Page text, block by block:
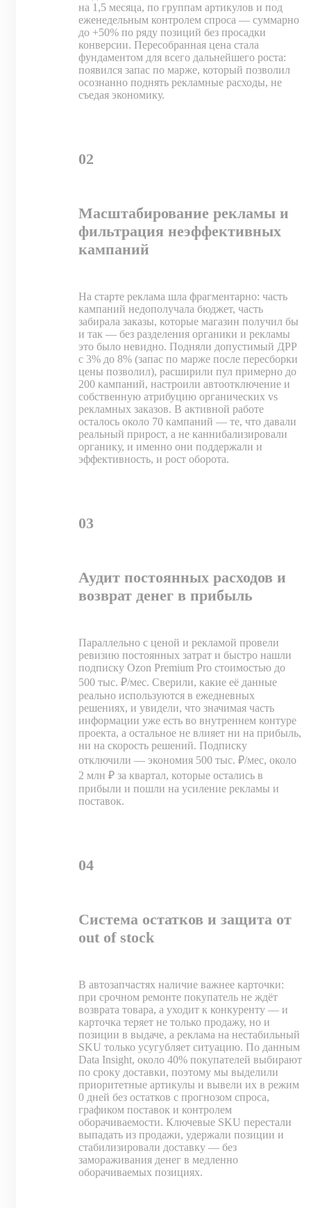
на 1,5 месяца, по группам артикулов и под
еженедельным контролем спроса — суммарно
до +50% по ряду позиций без просадки
конверсии. Пересобранная цена стала
фундаментом для всего дальнейшего роста:
появился запас по марже, который позволил
осознанно поднять рекламные расходы, не
съедая экономику.
02
Масштабирование рекламы и
фильтрация неэффективных
кампаний
На старте реклама шла фрагментарно: часть
кампаний недополучала бюджет, часть
забирала заказы, которые магазин получил бы
и так — без разделения органики и рекламы
это было невидно. Подняли допустимый ДРР
с 3% до 8% (запас по марже после пересборки
цены позволил), расширили пул примерно до
200 кампаний, настроили автоотключение и
собственную атрибуцию органических vs
рекламных заказов. В активной работе
осталось около 70 кампаний — те, что давали
реальный прирост, а не каннибализировали
органику, и именно они поддержали и
эффективность, и рост оборота.
03
Аудит постоянных расходов и
возврат денег в прибыль
Параллельно с ценой и рекламой провели
ревизию постоянных затрат и быстро нашли
подписку Ozon Premium Pro стоимостью до
500 тыс. ₽/мес. Сверили, какие её данные
реально используются в ежедневных
решениях, и увидели, что значимая часть
информации уже есть во внутреннем контуре
проекта, а остальное не влияет ни на прибыль,
ни на скорость решений. Подписку
отключили — экономия 500 тыс. ₽/мес, около
2 млн ₽ за квартал, которые остались в
прибыли и пошли на усиление рекламы и
поставок.
04
Система остатков и защита от
out of stock
В автозапчастях наличие важнее карточки:
при срочном ремонте покупатель не ждёт
возврата товара, а уходит к конкуренту — и
карточка теряет не только продажу, но и
позиции в выдаче, а реклама на нестабильный
SKU только усугубляет ситуацию. По данным
Data Insight, около 40% покупателей выбирают
по сроку доставки, поэтому мы выделили
приоритетные артикулы и вывели их в режим
0 дней без остатков с прогнозом спроса,
графиком поставок и контролем
оборачиваемости. Ключевые SKU перестали
выпадать из продажи, удержали позиции и
стабилизировали доставку — без
замораживания денег в медленно
оборачиваемых позициях.